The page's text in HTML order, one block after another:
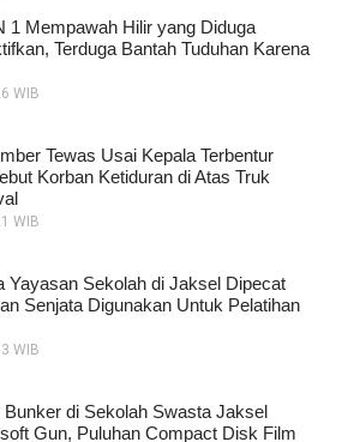
1 Mempawah Hilir yang Diduga
Terduga Bantah Tuduhan Karena
WIB
Tewas Usai Kepala Terbentur
Korban Ketiduran di Atas Truk
WIB
Yayasan Sekolah di Jaksel Dipecat
Senjata Digunakan Untuk Pelatihan
WIB
di Sekolah Swasta Jaksel
Gun, Puluhan Compact Disk Film